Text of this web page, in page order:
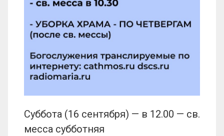
Суббота (16 сентября) — в 12.00 — св.
месса субботняя